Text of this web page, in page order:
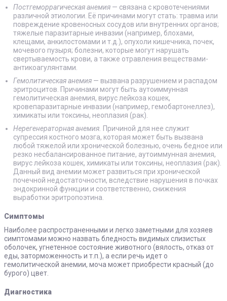
Постгеморрагическая анемия — связана с кровотечениями
различной этиологии. Её причинами могут стать: травма или
повреждение кровеносных сосудов или внутренних органов;
тяжелые паразитарные инвазии (например, блохами,
клещами, анкилостомами и т.д.), опухоли кишечника, почек,
мочевого пузыря; болезни, которые могут нарушать
свертываемость крови, а также отравления веществами-
антикоагулянтами.
Гемолитическая анемия — вызвана разрушением и распадом
эритроцитов. Причинами могут быть аутоиммунная
гемолитическая анемия, вирус лейкоза кошек,
кровепаразитарные инвазии (например, гемобартонеллез),
химикаты или токсины, неоплазия (рак).
Нерегенераторная анемия. Причиной для нее служит
супрессия костного мозга, которая может быть вызвана
любой тяжелой или хронической болезнью, очень бедное или
резко несбалансированное питание, аутоиммунная анемия,
вирус лейкоза кошек, химикаты или токсины, неоплазия (рак).
Данный вид анемии может развиться при хронической
почечной недостаточности, вследствие нарушения в почках
эндокринной функции и соответственно, снижения
выработки эритропоэтина.
Симптомы
Наиболее распространенными и легко заметными для хозяев
симптомами можно назвать бледность видимых слизистых
оболочек, угнетенное состояние животного (вялость, отказ от
еды, заторможенность и т.п.), а если речь идет о
гемолитической анемии, моча может приобрести красный (до
бурого) цвет.
Диагностика